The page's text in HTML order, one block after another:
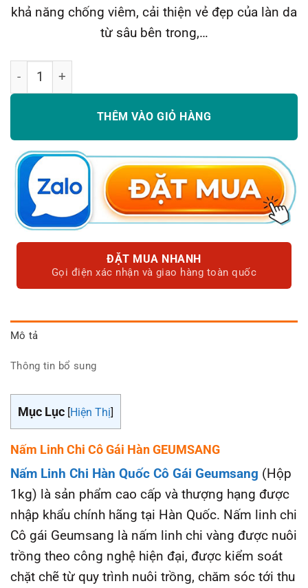
khả năng chống viêm, cải thiện vẻ đẹp của làn da
từ sâu bên trong,…
Nấm Linh Chi Cô gái Hàn Quốc Thượng hạng
THÊM VÀO GIỎ HÀNG
ĐẶT MUA NHANH
Gọi điện xác nhận và giao hàng toàn quốc
Mô tả
Thông tin bổ sung
Mục Lục [Hiện Thị]
Nấm Linh Chi Cô Gái Hàn GEUMSANG
Nấm Linh Chi Hàn Quốc Cô Gái Geumsang (Hộp
1kg) là sản phẩm cao cấp và thượng hạng được
nhập khẩu chính hãng tại Hàn Quốc. Nấm linh chi
Cô gái Geumsang là nấm linh chi vàng được nuôi
trồng theo công nghệ hiện đại, được kiểm soát
chặt chẽ từ quy trình nuôi trồng, chăm sóc tới thu